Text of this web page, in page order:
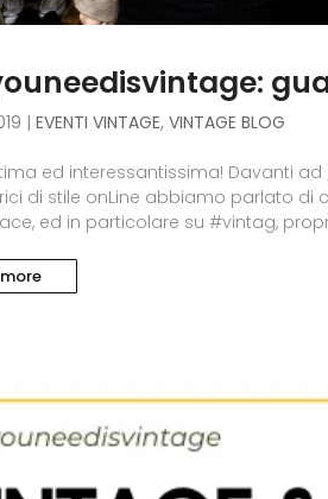
|EVENTI VINTAGE,VINTAGE BLOG
ed interessantissima! Davanti
di stile onLine abbiamo parlato di
ed in particolare su #vintag,